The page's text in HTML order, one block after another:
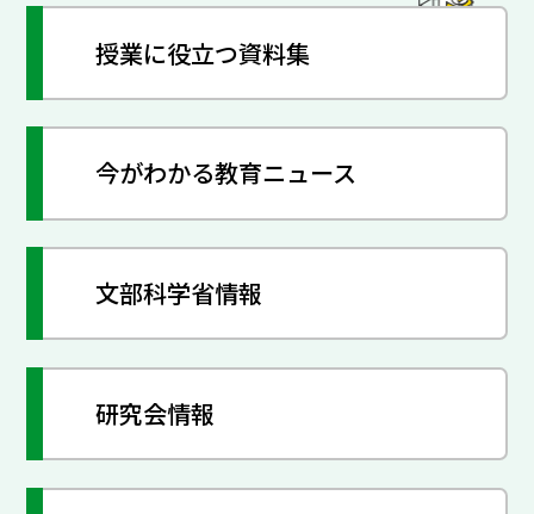
授業に役立つ資料集
今がわかる教育ニュース
文部科学省情報
研究会情報